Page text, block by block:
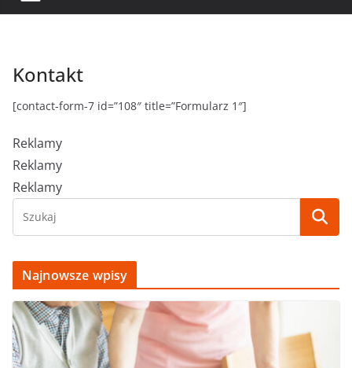
Kontakt
[contact-form-7 id=”108″ title=”Formularz 1″]
Reklamy
Reklamy
Reklamy
Najnowsze wpisy